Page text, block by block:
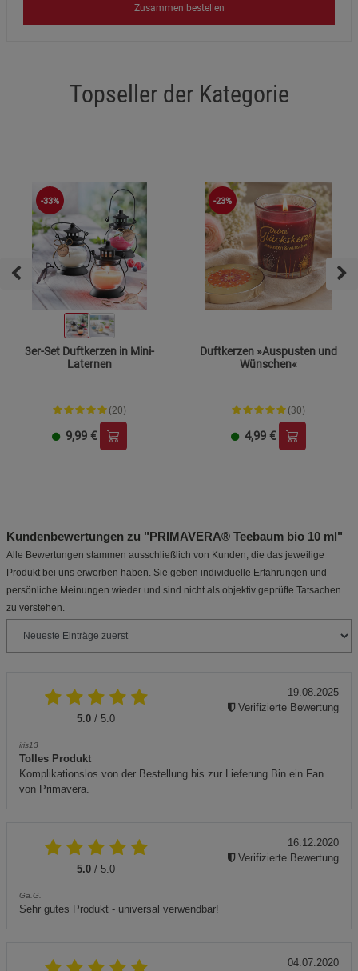
Zusammen bestellen
Topseller der Kategorie
-33%
3er-Set Duftkerzen in Mini-
Laternen
(20)
9,99 €
-23%
Duftkerzen »Auspusten und
Wünschen«
(30)
4,99 €
Kundenbewertungen zu "PRIMAVERA® Teebaum bio 10 ml"
Alle Bewertungen stammen ausschließlich von Kunden, die das jeweilige
Produkt bei uns erworben haben. Sie geben individuelle Erfahrungen und
persönliche Meinungen wieder und sind nicht als objektiv geprüfte Tatsachen
zu verstehen.
5.0 / 5.0
iris13
Tolles Produkt
Komplikationslos von der Bestellung bis zur Lieferung.Bin ein Fan
von Primavera.
19.08.2025
Verifizierte Bewertung
5.0 / 5.0
Ga.G.
Sehr gutes Produkt - universal verwendbar!
16.12.2020
Verifizierte Bewertung
04.07.2020